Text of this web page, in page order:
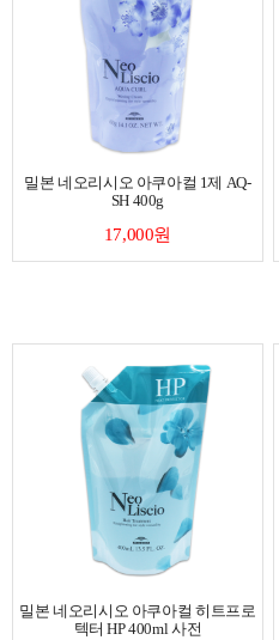
밀본 네오리시오 아쿠아컬 1제 AQ-
SH 400g
17,000원
밀본 네오리시오 아쿠아컬 히트프로
텍터 HP 400ml 사전